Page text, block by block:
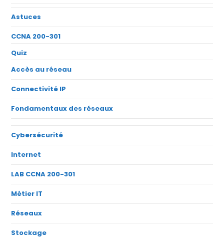
Astuces
CCNA 200-301
Quiz
Accès au réseau
Connectivité IP
Fondamentaux des réseaux
Cybersécurité
Internet
LAB CCNA 200-301
Métier IT
Réseaux
Stockage